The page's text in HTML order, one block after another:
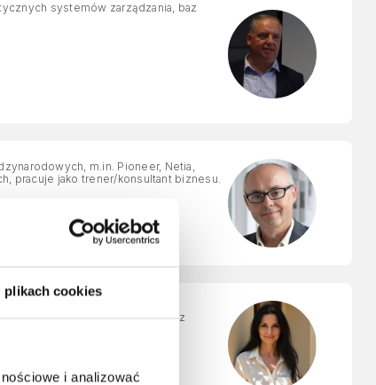
plikach cookies
i analizować
systemów zarządzania, baz
pracuje jako trener/konsultant biznesu.
w zarządzanie ludźmi oraz